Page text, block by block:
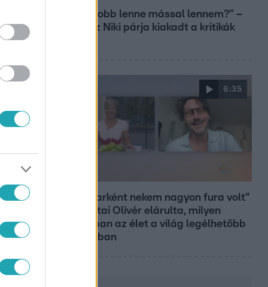
„Most jobb lenne mással lennem?” –
Gallusz Niki párja kiakadt a kritikák
6:35
„Magyarként nekem nagyon fura volt”
– Pusztai Olivér elárulta, milyen
valójában az élet a világ legélhetőbb
városában